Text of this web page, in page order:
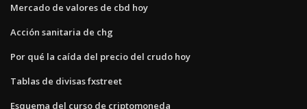
Mercado de valores de cbd hoy
Acción sanitaria de chg
Por qué la caída del precio del crudo hoy
Tablas de divisas fxstreet
Esquema del curso de criptomoneda